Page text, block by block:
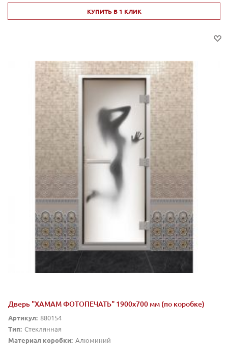
КУПИТЬ В 1 КЛИК
Дверь "ХАМАМ ФОТОПЕЧАТЬ" 1900х700 мм (по коробке)
Артикул: 880154
Тип: Стеклянная
Материал коробки: Алюминий